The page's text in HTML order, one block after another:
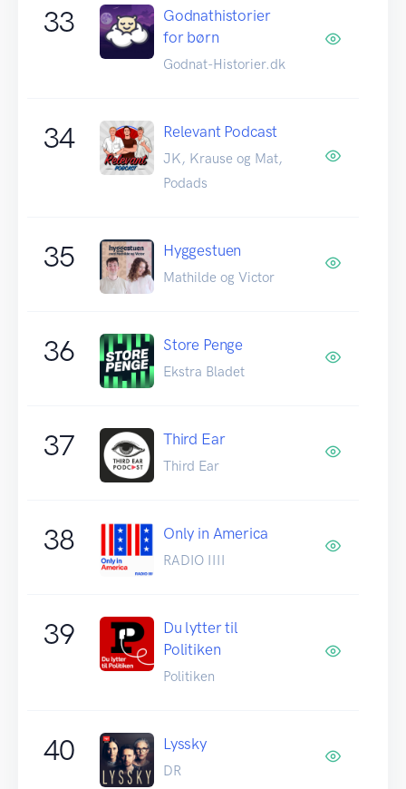
33
Godnathistorier
for børn
Godnat-Historier.dk
34 Relevant Podcast
JK, Krause og Mat,
Podads
35 Hyggestuen
Mathilde og Victor
36 Store Penge
Ekstra Bladet
37 Third Ear
Third Ear
38 Only in America
RADIO IIII
39
Du lytter til
Politiken
Politiken
40 Lyssky
DR